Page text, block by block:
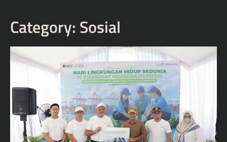
Category: Sosial